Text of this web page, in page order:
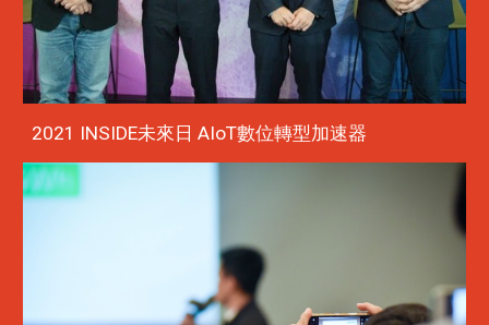
2021 INSIDE未來日 AIoT數位轉型加速器